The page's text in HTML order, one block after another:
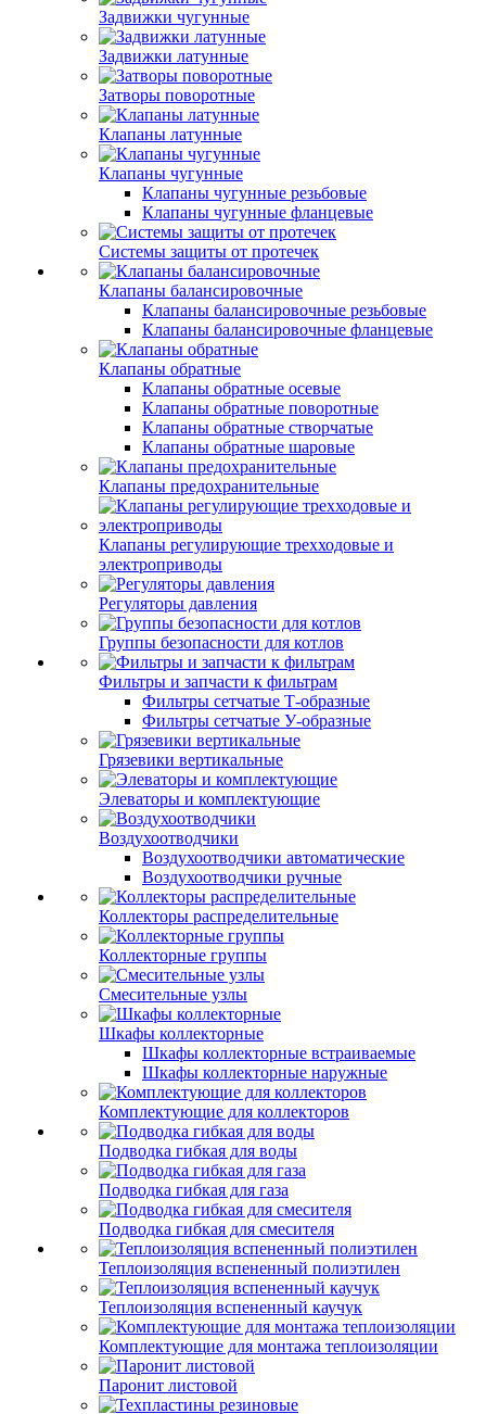
Задвижки чугунные
Задвижки латунные
Затворы поворотные
Клапаны латунные
Клапаны чугунные
Клапаны чугунные резьбовые
Клапаны чугунные фланцевые
Системы защиты от протечек
Клапаны балансировочные
Клапаны балансировочные резьбовые
Клапаны балансировочные фланцевые
Клапаны обратные
Клапаны обратные осевые
Клапаны обратные поворотные
Клапаны обратные створчатые
Клапаны обратные шаровые
Клапаны предохранительные
Клапаны регулирующие трехходовые и
электроприводы
Регуляторы давления
Группы безопасности для котлов
Фильтры и запчасти к фильтрам
Фильтры сетчатые Т-образные
Фильтры сетчатые У-образные
Грязевики вертикальные
Элеваторы и комплектующие
Воздухоотводчики
Воздухоотводчики автоматические
Воздухоотводчики ручные
Коллекторы распределительные
Коллекторные группы
Смесительные узлы
Шкафы коллекторные
Шкафы коллекторные встраиваемые
Шкафы коллекторные наружные
Комплектующие для коллекторов
Подводка гибкая для воды
Подводка гибкая для газа
Подводка гибкая для смесителя
Теплоизоляция вспененный полиэтилен
Теплоизоляция вспененный каучук
Комплектующие для монтажа теплоизоляции
Паронит листовой